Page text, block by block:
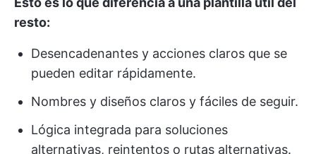
resto:
Desencadenantes y acciones claros que se
pueden editar rápidamente.
Nombres y diseños claros y fáciles de seguir.
Lógica integrada para soluciones
alternativas, reintentos o rutas alternativas.